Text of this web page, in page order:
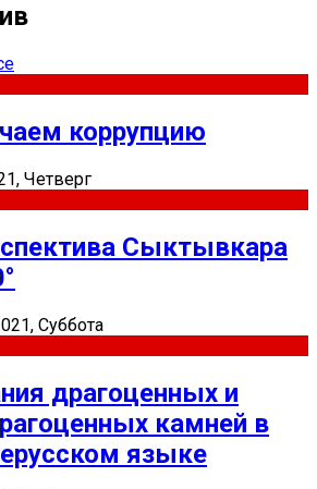
коррупцию
Четверг
Сыктывкара
Суббота
драгоценных и
камней в
языке